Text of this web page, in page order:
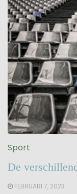
Sport
De
FEBRUARI 7, 2023